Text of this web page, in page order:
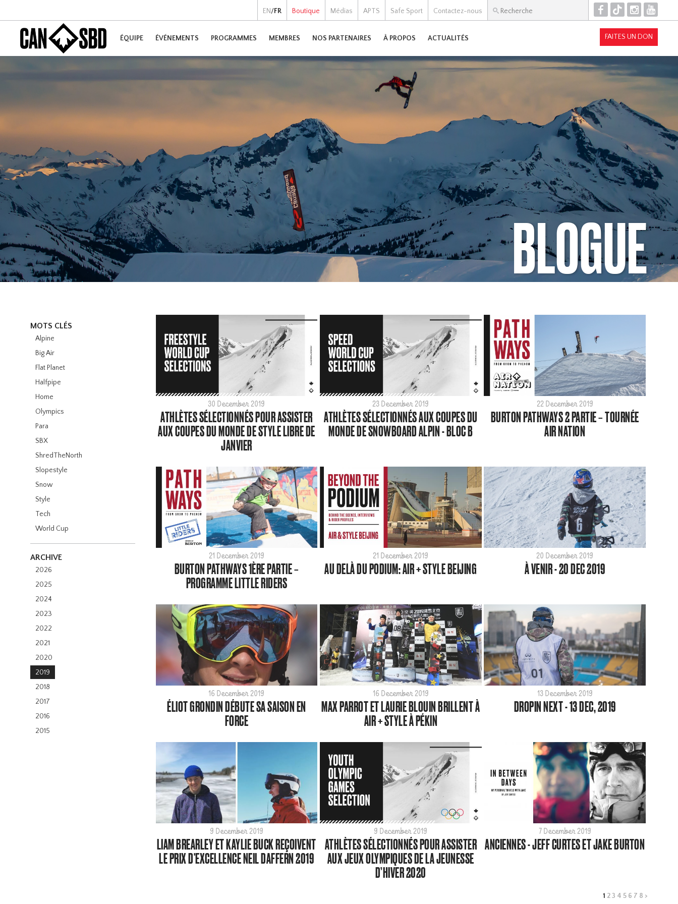
EN/FR Boutique Médias APTS Safe Sport Contactez-nous F T I Y
ÉQUIPE ÉVÉNEMENTS PROGRAMMES MEMBRES NOS PARTENAIRES À PROPOS ACTUALITÉS FAITES UN DON
BLOGUE
MOTS CLÉS
Alpine
Big Air
Flat Planet
Halfpipe
Home
Olympics
Para
SBX
ShredTheNorth
Slopestyle
Snow
Style
Tech
World Cup
ARCHIVE
2026
2025
2024
2023
2022
2021
2020
2019
2018
2017
2016
2015
30 December 2019
ATHLÈTES SÉLECTIONNÉS POUR ASSISTER
AUX COUPES DU MONDE DE STYLE LIBRE DE
JANVIER
23 December 2019
ATHLÈTES SÉLECTIONNÉS AUX COUPES DU
MONDE DE SNOWBOARD ALPIN - BLOC B
22 December 2019
BURTON PATHWAYS 2 PARTIE – TOURNÉE
AIR NATION
21 December 2019
BURTON PATHWAYS 1ÈRE PARTIE –
PROGRAMME LITTLE RIDERS
21 December 2019
AU DELÀ DU PODIUM: AIR + STYLE BEIJING
20 December 2019
À VENIR - 20 DEC 2019
16 December 2019
ÉLIOT GRONDIN DÉBUTE SA SAISON EN
FORCE
16 December 2019
MAX PARROT ET LAURIE BLOUIN BRILLENT À
AIR + STYLE À PÉKIN
13 December 2019
DROPIN NEXT - 13 DEC, 2019
9 December 2019
LIAM BREARLEY ET KAYLIE BUCK REÇOIVENT
LE PRIX D'EXCELLENCE NEIL DAFFERN 2019
9 December 2019
ATHLÈTES SÉLECTIONNÉS POUR ASSISTER
AUX JEUX OLYMPIQUES DE LA JEUNESSE
D’HIVER 2020
7 December 2019
ANCIENNES - JEFF CURTES ET JAKE BURTON
1 2 3 4 5 6 7 8 >